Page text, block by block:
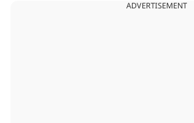
ADVERTISEMENT